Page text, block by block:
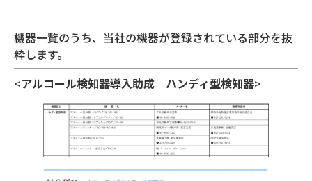
機器一覧のうち、当社の機器が登録されている部分を抜
粋します。
<アルコール検知器導入助成 ハンディ型検知器>